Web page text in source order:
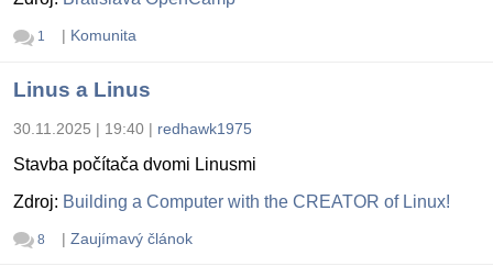
1 | Komunita
Linus a Linus
30.11.2025 | 19:40 | redhawk1975
Stavba počítača dvomi Linusmi
Zdroj: Building a Computer with the CREATOR of Linux!
8 | Zaujímavý článok